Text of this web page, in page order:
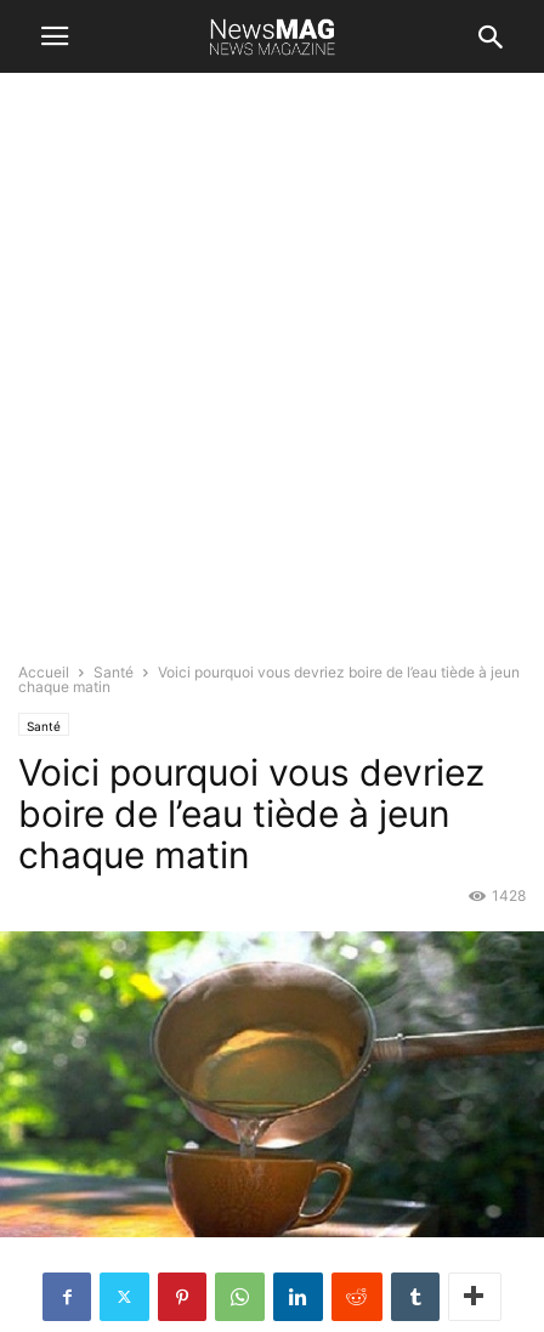
Accueil Santé
Voici pourquoi vous devriez boire de l’eau tiède à jeun
chaque matin
Santé
Voici pourquoi vous devriez
boire de l’eau tiède à jeun
chaque matin
1428